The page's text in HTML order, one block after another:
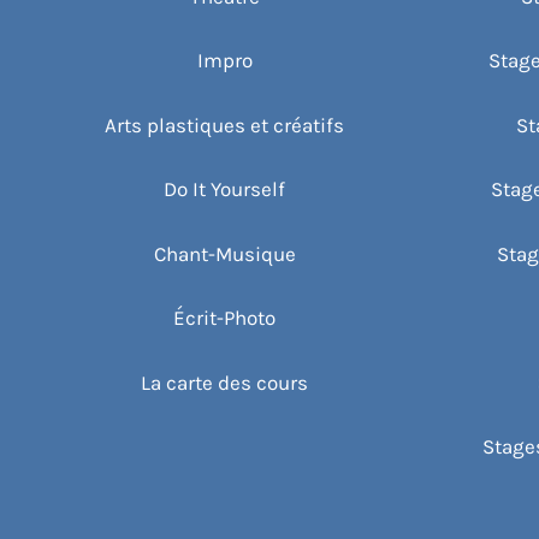
Impro
Arts plastiques et créatifs
Do It Yourself
Chant-Musique
Écrit-Photo
La carte des cours